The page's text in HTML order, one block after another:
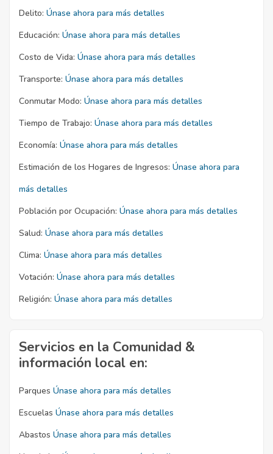
Delito: Únase ahora para más detalles
Educación: Únase ahora para más detalles
Costo de Vida: Únase ahora para más detalles
Transporte: Únase ahora para más detalles
Conmutar Modo: Únase ahora para más detalles
Tiempo de Trabajo: Únase ahora para más detalles
Economía: Únase ahora para más detalles
Estimación de los Hogares de Ingresos: Únase ahora para
más detalles
Población por Ocupación: Únase ahora para más detalles
Salud: Únase ahora para más detalles
Clima: Únase ahora para más detalles
Votación: Únase ahora para más detalles
Religión: Únase ahora para más detalles
Servicios en la Comunidad &
información local en:
Parques Únase ahora para más detalles
Escuelas Únase ahora para más detalles
Abastos Únase ahora para más detalles